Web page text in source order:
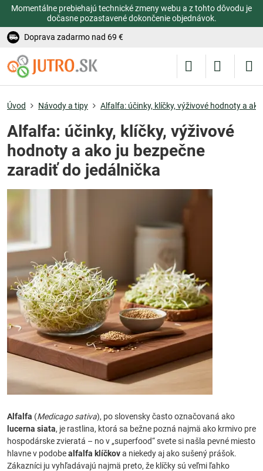
Momentálne prebiehajú technické zmeny webu a z tohto dôvodu je
dočasne pozastavené dokončenie objednávok.
Doprava zadarmo nad 69 €
Úvod Návody a tipy Alfalfa: účinky, klíčky, výživové hodnoty a
Alfalfa: účinky, klíčky, výživové
hodnoty a ako ju bezpečne
zaradiť do jedálnička
Alfalfa (Medicago sativa), po slovensky často označovaná ako
lucerna siata, je rastlina, ktorá sa bežne pozná najmä ako krmivo pre
hospodárske zvieratá – no v „superfood“ svete si našla pevné miesto
hlavne v podobealfalfa klíčkova niekedy aj ako sušený prášok.
Zákazníci ju vyhľadávajú najmä preto, že klíčky sú veľmi ľahko